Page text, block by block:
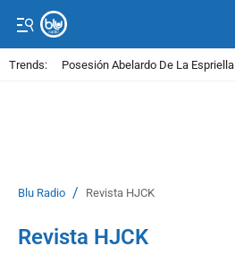
Trends: Posesión Abelardo De La Espriella
Blu Radio / Revista HJCK
Revista HJCK